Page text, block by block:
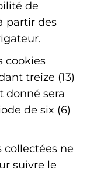
de
partir des
cookies
treize (13)
donné sera
de six (6)
collectées ne
suivre le